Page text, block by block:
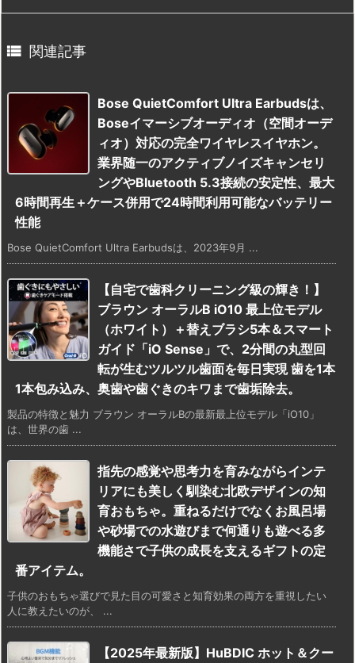
 関連記事
Bose QuietComfort Ultra Earbudsは、
Boseイマーシブオーディオ（空間オーデ
ィオ）対応の完全ワイヤレスイヤホン。
業界随一のアクティブノイズキャンセリ
ングやBluetooth 5.3接続の安定性、最大
6時間再生＋ケース併用で24時間利用可能なバッテリー
性能
Bose QuietComfort Ultra Earbudsは、2023年9月 ...
【自宅で歯科クリーニング級の輝き！】
ブラウン オーラルB iO10 最上位モデル
（ホワイト）＋替えブラシ5本＆スマート
ガイド「iO Sense」で、2分間の丸型回
転が生むツルツル歯面を毎日実現 歯を1本
1本包み込み、奥歯や歯ぐきのキワまで歯垢除去。
製品の特徴と魅力 ブラウン オーラルBの最新最上位モデル「iO10」
は、世界の歯 ...
指先の感覚や思考力を育みながらインテ
リアにも美しく馴染む北欧デザインの知
育おもちゃ。重ねるだけでなくお風呂場
や砂場での水遊びまで何通りも遊べる多
機能さで子供の成長を支えるギフトの定
番アイテム。
子供のおもちゃ選びで見た目の可愛さと知育効果の両方を重視したい
人に教えたいのが、 ...
【2025年最新版】HuBDIC ホット＆クー